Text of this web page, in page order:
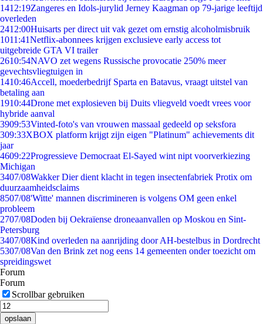
1412:19Zangeres en Idols-jurylid Jerney Kaagman op 79-jarige leeftijd
overleden
2412:00Huisarts per direct uit vak gezet om ernstig alcoholmisbruik
1011:41Netflix-abonnees krijgen exclusieve early access tot
uitgebreide GTA VI trailer
2610:54NAVO zet wegens Russische provocatie 250% meer
gevechtsvliegtuigen in
1410:46Accell, moederbedrijf Sparta en Batavus, vraagt uitstel van
betaling aan
1910:44Drone met explosieven bij Duits vliegveld voedt vrees voor
hybride aanval
3909:53Vinted-foto's van vrouwen massaal gedeeld op seksfora
309:33XBOX platform krijgt zijn eigen "Platinum" achievements dit
jaar
4609:22Progressieve Democraat El-Sayed wint nipt voorverkiezing
Michigan
3407/08Wakker Dier dient klacht in tegen insectenfabriek Protix om
duurzaamheidsclaims
8507/08'Witte' mannen discrimineren is volgens OM geen enkel
probleem
2707/08Doden bij Oekraïense droneaanvallen op Moskou en Sint-
Petersburg
3407/08Kind overleden na aanrijding door AH-bestelbus in Dordrecht
5307/08Van den Brink zet nog eens 14 gemeenten onder toezicht om
spreidingswet
Forum
Forum
Scrollbar gebruiken
opslaan